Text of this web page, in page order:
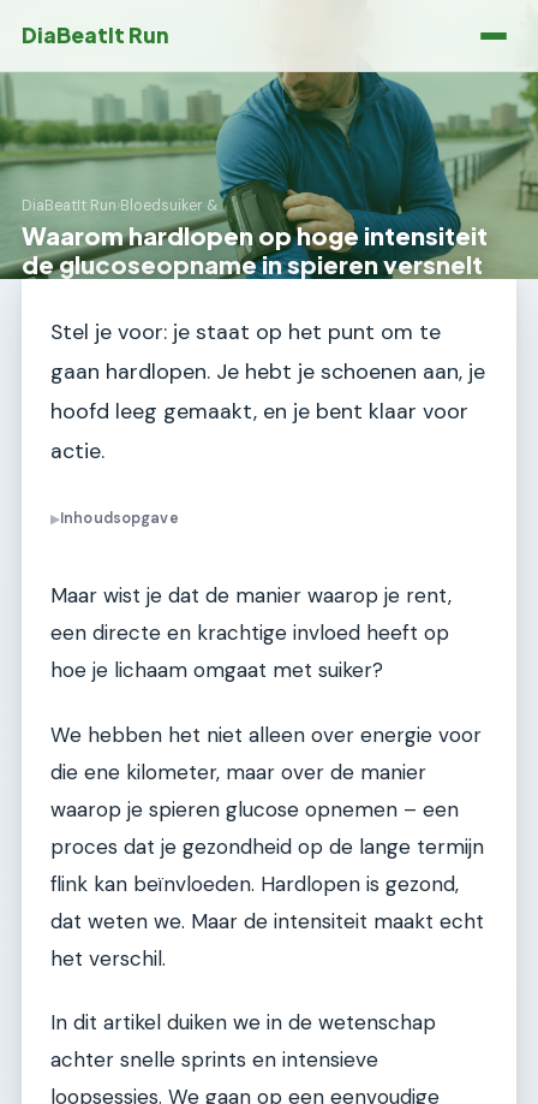
DiaBeatIt Run
DiaBeatIt Run›Bloedsuiker &
Waarom hardlopen op hoge intensiteit
de glucoseopname in spieren versnelt
Stel je voor: je staat op het punt om te
gaan hardlopen. Je hebt je schoenen aan, je
hoofd leeg gemaakt, en je bent klaar voor
actie.
▶Inhoudsopgave
Maar wist je dat de manier waarop je rent,
een directe en krachtige invloed heeft op
hoe je lichaam omgaat met suiker?
We hebben het niet alleen over energie voor
die ene kilometer, maar over de manier
waarop je spieren glucose opnemen – een
proces dat je gezondheid op de lange termijn
flink kan beïnvloeden. Hardlopen is gezond,
dat weten we. Maar de intensiteit maakt echt
het verschil.
In dit artikel duiken we in de wetenschap
achter snelle sprints en intensieve
loopsessies. We gaan op een eenvoudige